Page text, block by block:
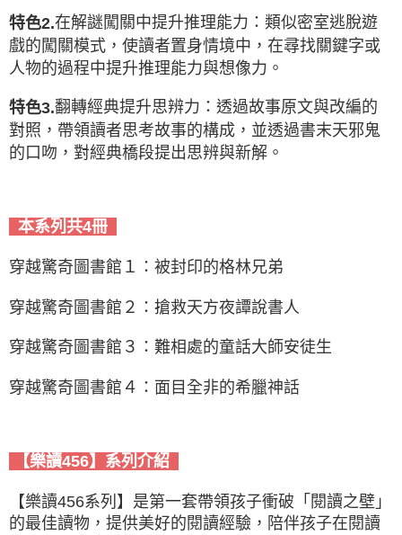
特色2.在解謎闖關中提升推理能力：類似密室逃脫遊
戲的闖關模式，使讀者置身情境中，在尋找關鍵字或
人物的過程中提升推理能力與想像力。
特色3.翻轉經典提升思辨力：透過故事原文與改編的
對照，帶領讀者思考故事的構成，並透過書末天邪鬼
的口吻，對經典橋段提出思辨與新解。
本系列共4冊
穿越驚奇圖書館１：被封印的格林兄弟
穿越驚奇圖書館２：搶救天方夜譚說書人
穿越驚奇圖書館３：難相處的童話大師安徒生
穿越驚奇圖書館４：面目全非的希臘神話
【樂讀456】系列介紹
【樂讀456系列】是第一套帶領孩子衝破「閱讀之壁」
的最佳讀物，提供美好的閱讀經驗，陪伴孩子在閱讀